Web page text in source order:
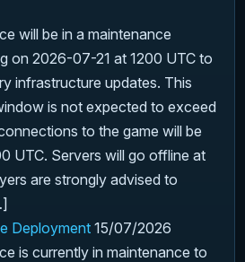
will be in a maintenance
on 2026-07-21 at 1200 UTC to
infrastructure updates. This
is not expected to exceed
to the game will be
UTC. Servers will go offline at
are strongly advised to
Deployment 15/07/2026
is currently in maintenance to